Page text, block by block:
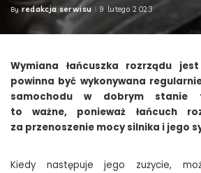
Posted
By redakcja serwisu 9 lutego 2023
Wymiana łańcuszka rozrządu
powinna być wykonywana
samochodu w dobrym stanie
to ważne, ponieważ łańcuch
za przenoszenie mocy silnika i jego
Kiedy następuje jego zużycie,